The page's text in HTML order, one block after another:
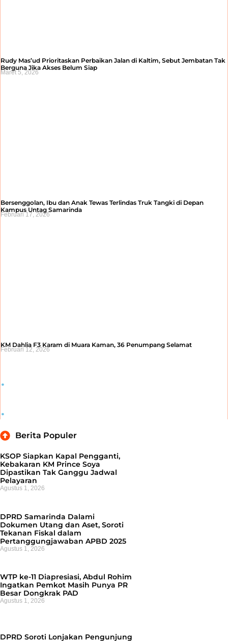
Rudy Mas’ud Prioritaskan Perbaikan Jalan di Kaltim, Sebut Jembatan Tak
Berguna Jika Akses Belum Siap
Maret 5, 2026
Bersenggolan, Ibu dan Anak Tewas Terlindas Truk Tangki di Depan
Kampus Untag Samarinda
Februari 17, 2026
KM Dahlia F3 Karam di Muara Kaman, 36 Penumpang Selamat
Februari 12, 2026
.
.
Berita Populer
KSOP Siapkan Kapal Pengganti,
Kebakaran KM Prince Soya
Dipastikan Tak Ganggu Jadwal
Pelayaran
Agustus 1, 2026
DPRD Samarinda Dalami
Dokumen Utang dan Aset, Soroti
Tekanan Fiskal dalam
Pertanggungjawaban APBD 2025
Agustus 1, 2026
WTP ke-11 Diapresiasi, Abdul Rohim
Ingatkan Pemkot Masih Punya PR
Besar Dongkrak PAD
Agustus 1, 2026
DPRD Soroti Lonjakan Pengunjung